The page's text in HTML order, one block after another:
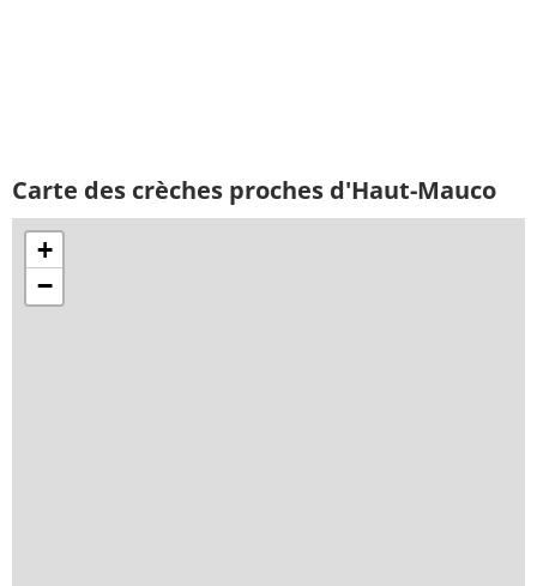
Carte des crèches proches d'Haut-Mauco
+
−